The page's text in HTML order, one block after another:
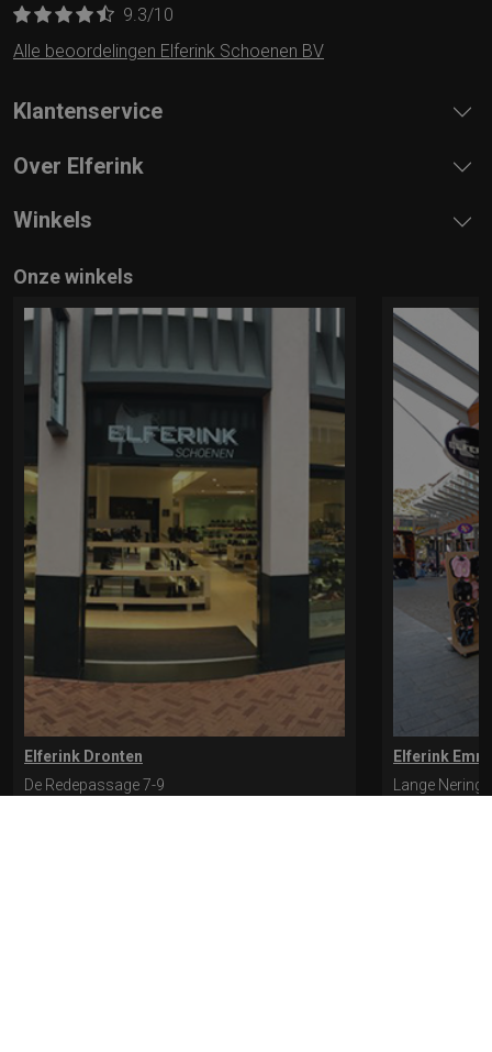
9.3/10
Alle beoordelingen Elferink Schoenen BV
Klantenservice
Over Elferink
Winkels
Onze winkels
Elferink Dronten
De Redepassage 7-9
Elferink
Lange Nering